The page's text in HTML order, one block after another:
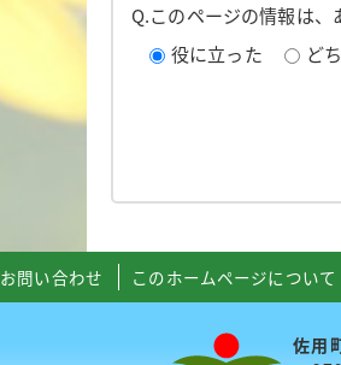
Q.このページの情報は、
役に立った
ど
お問い合わせ このホームページについて
佐用